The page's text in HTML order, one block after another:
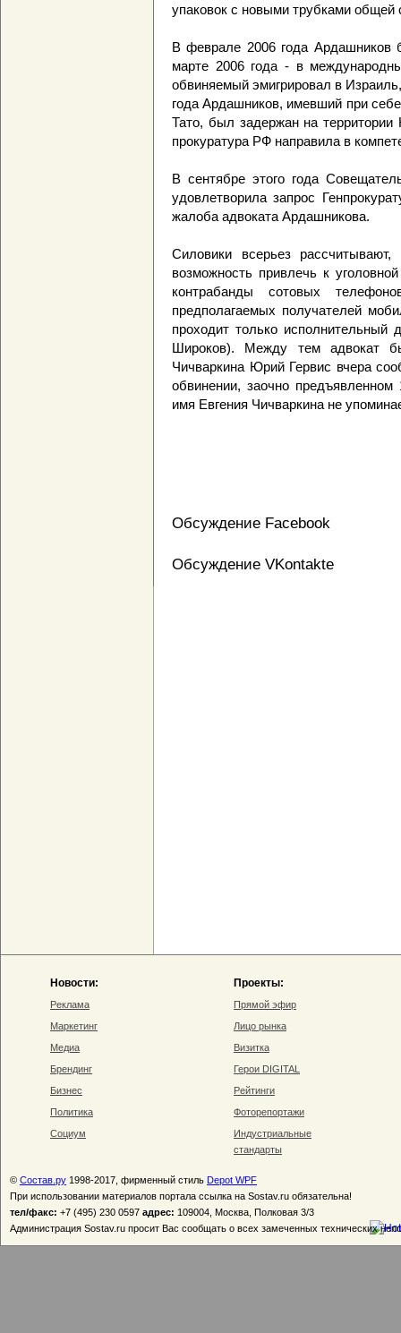
упаковок с новыми трубками
В феврале 2006 года
марте 2006 года - в
обвиняемый эмигрировал в
года Ардашников, имевший при
Тато, был задержан на территории
прокуратура РФ направила в
В сентябре этого года
удовлетворила запрос
жалоба адвоката Ардашникова.
Силовики всерьез
возможность привлечь к
контрабанды сотовых
предполагаемых получателей
проходит только исполнительный
Широков). Между тем адвокат
Чичваркина Юрий Гервис вчера
обвинении, заочно предъявленном
имя Евгения Чичваркина не
Обсуждение Facebook
Обсуждение VKontakte
Новости:
Реклама
Маркетинг
Медиа
Брендинг
Бизнес
Политика
Социум
Проекты:
Прямой эфир
Лицо рынка
Визитка
Герои DIGITAL
Рейтинги
Фоторепортажи
Индустриальные
стандарты
© Состав.ру 1998-2017, фирменный стиль Depot WPF
При использовании материалов портала ссылка на Sostav.ru обязательна!
тел/факс: +7 (495) 230 0597 адрес: 109004, Москва, Полковая 3/3
Администрация Sostav.ru просит Вас сообщать о всех замеченных технических